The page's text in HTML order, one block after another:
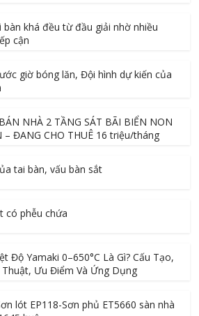
bàn khá đều từ đầu giải nhờ nhiều
cận
giờ bóng lăn, Đội hình dự kiến của
NHÀ 2 TẦNG SÁT BÃI BIỂN NON
– ĐANG CHO THUÊ 16 triệu/tháng
tai bàn, vấu bàn sắt
có phễu chứa
Độ Yamaki 0–650°C Là Gì? Cấu Tạo,
Thuật, Ưu Điểm Và Ứng Dụng
lót EP118-Sơn phủ ET5660 sàn nhà